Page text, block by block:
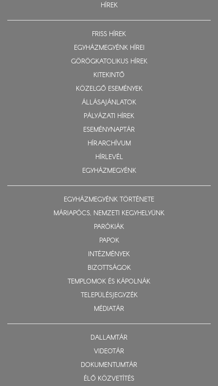
HÍREK
FRISS HÍREK
EGYHÁZMEGYÉNK HÍREI
GÖRÖGKATOLIKUS HÍREK
KITEKINTŐ
KÖZELGŐ ESEMÉNYEK
ÁLLÁSAJÁNLATOK
PÁLYÁZATI HÍREK
ESEMÉNYNAPTÁR
HÍRARCHÍVUM
HÍRLEVÉL
EGYHÁZMEGYÉNK
EGYHÁZMEGYÉNK TÖRTÉNETE
MÁRIAPÓCS, NEMZETI KEGYHELYÜNK
PARÓKIÁK
PAPOK
INTÉZMÉNYEK
BIZOTTSÁGOK
TEMPLOMOK ÉS KÁPOLNÁK
TELEPÜLÉSJEGYZÉK
MÉDIATÁR
DALLAMTÁR
VIDEOTÁR
DOKUMENTUMTÁR
ÉLŐ KÖZVETÍTÉS